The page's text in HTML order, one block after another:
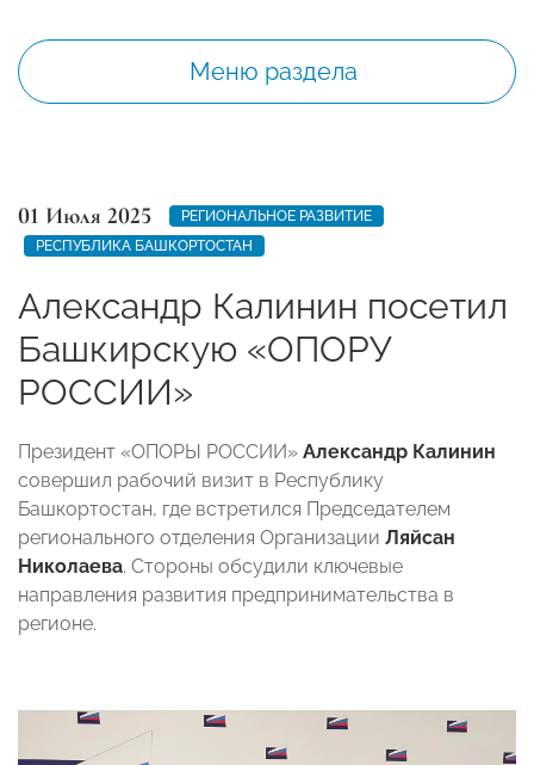
Меню раздела
01 Июля 2025
РЕГИОНАЛЬНОЕ РАЗВИТИЕ
РЕСПУБЛИКА БАШКОРТОСТАН
Александр Калинин посетил
Башкирскую «ОПОРУ
РОССИИ»
Президент «ОПОРЫ РОССИИ» Александр Калинин
совершил рабочий визит в Республику
Башкортостан, где встретился Председателем
регионального отделения Организации Ляйсан
Николаева. Стороны обсудили ключевые
направления развития предпринимательства в
регионе.